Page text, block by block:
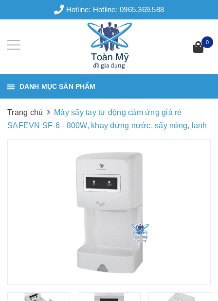
Hotline: Hotline: 0965.369.588
0
DANH MỤC SẢN PHẨM
Trang chủ
Máy sấy tay tự động cảm ứng giá rẻ
SAFEVN SF-6 - 800W, khay đựng nước, sấy nóng, lạnh